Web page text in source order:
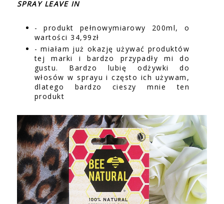
SPRAY LEAVE IN
- produkt pełnowymiarowy 200ml, o
wartości 34,99zł
- miałam już okazję używać produktów
tej marki i bardzo przypadły mi do
gustu. Bardzo lubię odżywki do
włosów w sprayu i często ich używam,
dlatego bardzo cieszy mnie ten
produkt